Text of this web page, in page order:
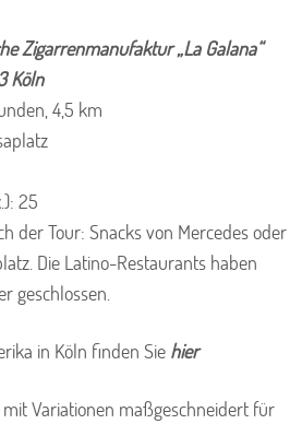
Zigarrenmanufaktur „La Galana“
Köln
4,5 km
25
der Tour: Snacks von Mercedes oder
Die Latino-Restaurants haben
geschlossen.
in Köln finden Sie hier
mit Variationen maßgeschneidert für